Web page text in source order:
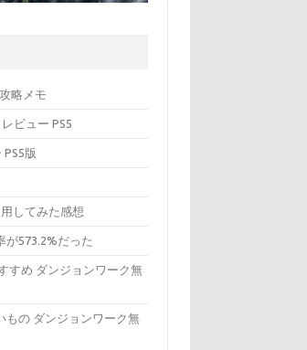
略メモ
ビュー PS5
版
してみた感想
が573.2%だった
すめ ダンジョンワーク無
もの ダンジョンワーク無